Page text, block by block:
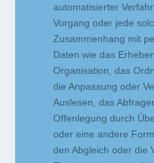
automatisierter
Vorgang oder jede
Zusammenhang mit
Daten wie das
Organisation, das
die Anpassung oder
Auslesen, das
Offenlegung durch
oder eine andere
den Abgleich oder die